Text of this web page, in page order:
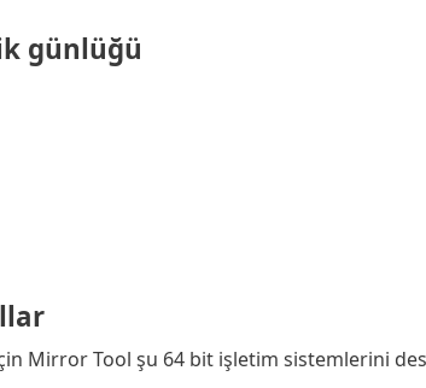
günlüğü
Mirror Tool şu 64 bit işletim sistemlerini